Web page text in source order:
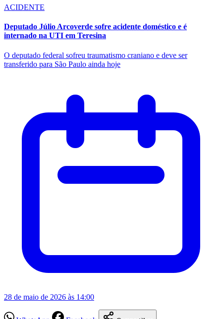
ACIDENTE
Deputado Júlio Arcoverde sofre acidente doméstico e é
internado na UTI em Teresina
O deputado federal sofreu traumatismo craniano e deve ser
transferido para São Paulo ainda hoje
28 de maio de 2026 às 14:00